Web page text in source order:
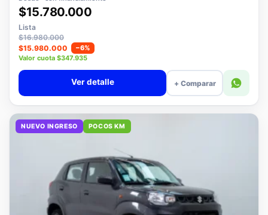
Desde · con financiamiento
$15.780.000
Lista
$16.980.000
$15.980.000
−6%
Valor cuota $347.935
+ Comparar